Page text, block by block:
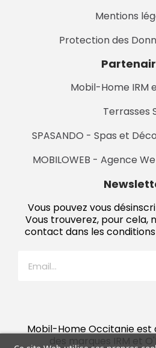
Mentions
Protection des
Mobil-Home IRM
Terrasses
SPASANDO - Spas et
MOBILOWEB - Agence
Vous pouvez vous
Vous trouverez, pour cela,
contact dans les
Mobil-Home Occitanie
des marques IRM et